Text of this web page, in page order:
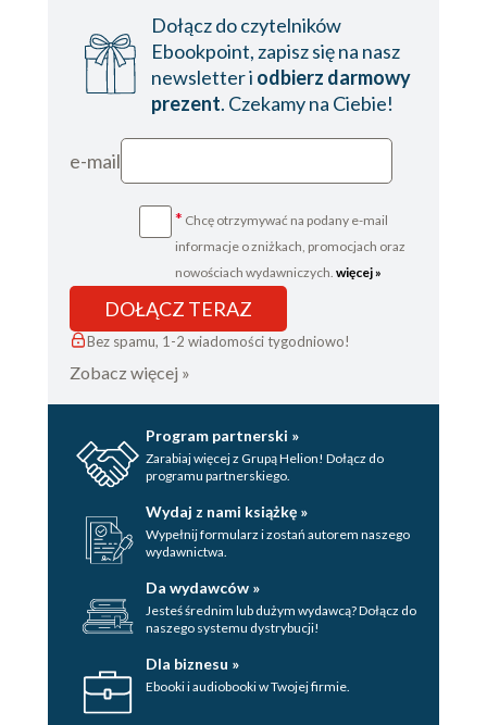
Dołącz do czytelników
Ebookpoint, zapisz się na nasz
newsletter i odbierz darmowy
prezent. Czekamy na Ciebie!
e-mail
* Chcę otrzymywać na podany e-mail
informacje o zniżkach, promocjach oraz
nowościach wydawniczych. więcej »
DOŁĄCZ TERAZ
Bez spamu, 1-2 wiadomości tygodniowo!
Zobacz więcej »
Program partnerski »
Zarabiaj więcej z Grupą Helion! Dołącz do
programu partnerskiego.
Wydaj z nami książkę »
Wypełnij formularz i zostań autorem naszego
wydawnictwa.
Da wydawców »
Jesteś średnim lub dużym wydawcą? Dołącz do
naszego systemu dystrybucji!
Dla biznesu »
Ebooki i audiobooki w Twojej firmie.